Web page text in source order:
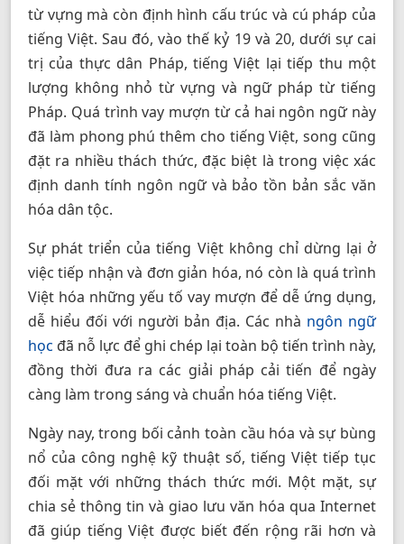
từ vựng mà còn định hình cấu trúc và cú pháp của
tiếng Việt. Sau đó, vào thế kỷ 19 và 20, dưới sự cai
trị của thực dân Pháp, tiếng Việt lại tiếp thu một
lượng không nhỏ từ vựng và ngữ pháp từ tiếng
Pháp. Quá trình vay mượn từ cả hai ngôn ngữ này
đã làm phong phú thêm cho tiếng Việt, song cũng
đặt ra nhiều thách thức, đặc biệt là trong việc xác
định danh tính ngôn ngữ và bảo tồn bản sắc văn
hóa dân tộc.
Sự phát triển của tiếng Việt không chỉ dừng lại ở
việc tiếp nhận và đơn giản hóa, nó còn là quá trình
Việt hóa những yếu tố vay mượn để dễ ứng dụng,
dễ hiểu đối với người bản địa. Các nhà ngôn ngữ
học đã nỗ lực để ghi chép lại toàn bộ tiến trình này,
đồng thời đưa ra các giải pháp cải tiến để ngày
càng làm trong sáng và chuẩn hóa tiếng Việt.
Ngày nay, trong bối cảnh toàn cầu hóa và sự bùng
nổ của công nghệ kỹ thuật số, tiếng Việt tiếp tục
đối mặt với những thách thức mới. Một mặt, sự
chia sẻ thông tin và giao lưu văn hóa qua Internet
đã giúp tiếng Việt được biết đến rộng rãi hơn và